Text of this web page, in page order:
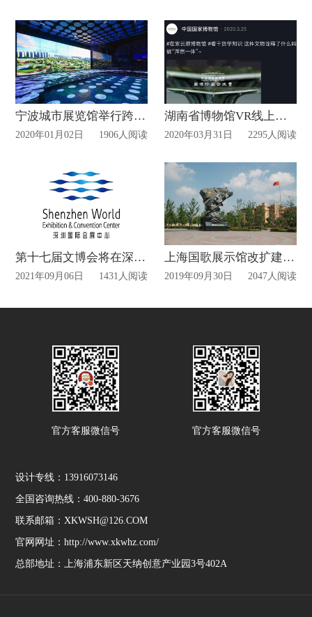
宁波城市展览馆举行跨年活动
2020年01月02日 1906人阅读
湖南省博物馆VR线上展厅开启私人博物馆之旅！
2020年03月31日 2295人阅读
第十七届文博会将在深圳举行，拭目以待！
2021年09月06日 1431人阅读
上海国歌展示馆改扩建2000㎡ 融入新媒体互动
2019年09月30日 2047人阅读
官方客服微信号 官方客服微信号
设计专线：13916073146
全国咨询热线：400-880-3676
联系邮箱：XKWSH@126.COM
官网网址：http://www.xkwhz.com/
总部地址：上海浦东新区天纳创意产业园3号402A